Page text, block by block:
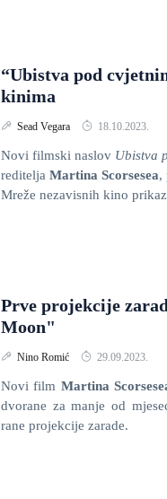
“Ubistva pod
kinima
Sead Vegara 18.10.2023.
Novi filmski naslov Ubistva
reditelja Martina Scorsesea,
Mreže nezavisnih kino
Prve projekcije
Moon"
Nino Romić 29.09.2023.
Novi film Martina
dvorane za manje od
rane projekcije zarade.